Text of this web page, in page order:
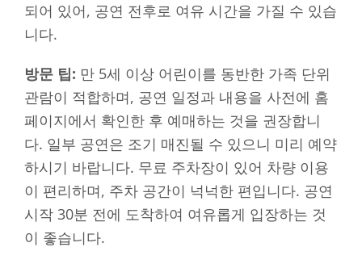
되어 있어, 공연 전후로 여유 시간을 가질 수 있습
니다.
방문 팁: 만 5세 이상 어린이를 동반한 가족 단위
관람이 적합하며, 공연 일정과 내용을 사전에 홈
페이지에서 확인한 후 예매하는 것을 권장합니
다. 일부 공연은 조기 매진될 수 있으니 미리 예약
하시기 바랍니다. 무료 주차장이 있어 차량 이용
이 편리하며, 주차 공간이 넉넉한 편입니다. 공연
시작 30분 전에 도착하여 여유롭게 입장하는 것
이 좋습니다.